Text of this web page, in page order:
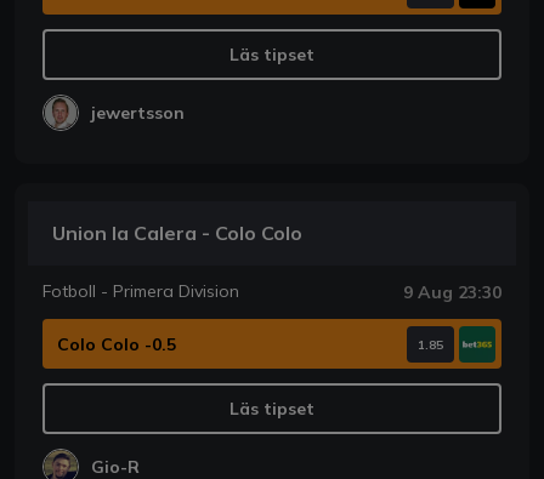
Läs tipset
jewertsson
Union la Calera - Colo Colo
Fotboll - Primera Division 9 Aug 23:30
Colo Colo -0.5 1.85
Läs tipset
Gio-R